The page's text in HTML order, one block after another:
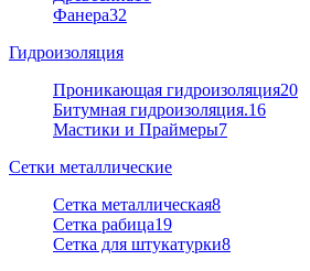
Фанера32
Гидроизоляция
Проникающая гидроизоляция20
Битумная гидроизоляция.16
Мастики и Праймеры7
Сетки металлические
Сетка металлическая8
Сетка рабица19
Сетка для штукатурки8